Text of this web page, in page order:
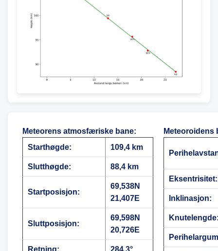
Meteorens atmosfæriske bane:
Starthøgde:
109,4 km
Slutthøgde: 88,4 km
Startposisjon:
69,538N
21,407E
Sluttposisjon:
69,598N
20,726E
Retning: 284,3°
Meteoroidens
Eksentrisitet:
Inklinasjon: